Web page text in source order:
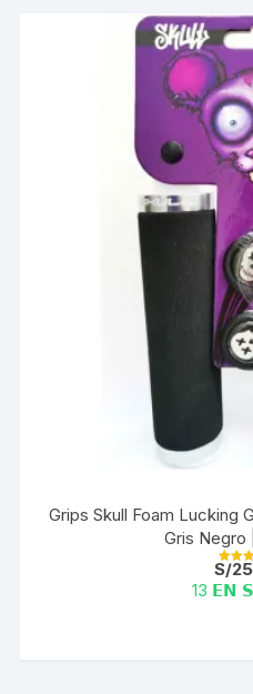
Grips Skull Foam Lucking
Gris Negro
S/
13 𝗘𝗡